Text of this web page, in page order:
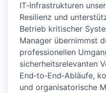
IT‑Infrastrukturen
Resilienz und
Betrieb kritischer
Manager übernimmst
professionellen
sicherheitsrelevanten
End‑to‑End‑Abläufe,
und organisatorische